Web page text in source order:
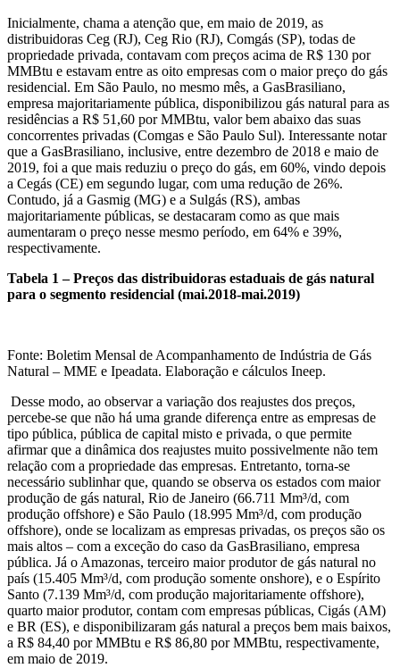
Inicialmente, chama a atenção que, em maio de 2019, as
distribuidoras Ceg (RJ), Ceg Rio (RJ), Comgás (SP), todas de
propriedade privada, contavam com preços acima de R$ 130 por
MMBtu e estavam entre as oito empresas com o maior preço do gás
residencial. Em São Paulo, no mesmo mês, a GasBrasiliano,
empresa majoritariamente pública, disponibilizou gás natural para as
residências a R$ 51,60 por MMBtu, valor bem abaixo das suas
concorrentes privadas (Comgas e São Paulo Sul). Interessante notar
que a GasBrasiliano, inclusive, entre dezembro de 2018 e maio de
2019, foi a que mais reduziu o preço do gás, em 60%, vindo depois
a Cegás (CE) em segundo lugar, com uma redução de 26%.
Contudo, já a Gasmig (MG) e a Sulgás (RS), ambas
majoritariamente públicas, se destacaram como as que mais
aumentaram o preço nesse mesmo período, em 64% e 39%,
respectivamente.
Tabela 1 – Preços das distribuidoras estaduais de gás natural
para o segmento residencial (mai.2018-mai.2019)
Fonte: Boletim Mensal de Acompanhamento de Indústria de Gás
Natural – MME e Ipeadata. Elaboração e cálculos Ineep.
Desse modo, ao observar a variação dos reajustes dos preços,
percebe-se que não há uma grande diferença entre as empresas de
tipo pública, pública de capital misto e privada, o que permite
afirmar que a dinâmica dos reajustes muito possivelmente não tem
relação com a propriedade das empresas. Entretanto, torna-se
necessário sublinhar que, quando se observa os estados com maior
produção de gás natural, Rio de Janeiro (66.711 Mm³/d, com
produção offshore) e São Paulo (18.995 Mm³/d, com produção
offshore), onde se localizam as empresas privadas, os preços são os
mais altos – com a exceção do caso da GasBrasiliano, empresa
pública. Já o Amazonas, terceiro maior produtor de gás natural no
país (15.405 Mm³/d, com produção somente onshore), e o Espírito
Santo (7.139 Mm³/d, com produção majoritariamente offshore),
quarto maior produtor, contam com empresas públicas, Cigás (AM)
e BR (ES), e disponibilizaram gás natural a preços bem mais baixos,
a R$ 84,40 por MMBtu e R$ 86,80 por MMBtu, respectivamente,
em maio de 2019.